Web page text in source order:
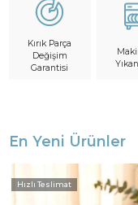
Kırık Parça
Değişim
Garantisi
En Yeni Ürünler
Hızlı Teslimat